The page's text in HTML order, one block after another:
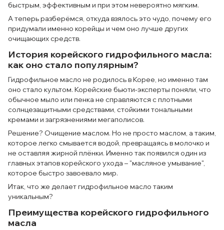
быстрым, эффективным и при этом невероятно мягким.
А теперь разберёмся, откуда взялось это чудо, почему его
придумали именно корейцы и чем оно лучше других
очищающих средств.
История корейского гидрофильного масла:
как оно стало популярным?
Гидрофильное масло не родилось в Корее, но именно там
оно стало культом. Корейские бьюти-эксперты поняли, что
обычное мыло или пенка не справляются с плотными
солнцезащитными средствами, стойкими тональными
кремами и загрязнениями мегаполисов.
Решение? Очищение маслом. Но не просто маслом, а таким,
которое легко смывается водой, превращаясь в молочко и
не оставляя жирной плёнки. Именно так появился один из
главных этапов корейского ухода – "масляное умывание",
которое быстро завоевало мир.
Итак, что же делает гидрофильное масло таким
уникальным?
Преимущества корейского гидрофильного
масла